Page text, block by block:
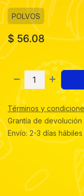
POLVOS
$56.08
Términos y
Grantía de devolución
Envío: 2-3 días hábiles